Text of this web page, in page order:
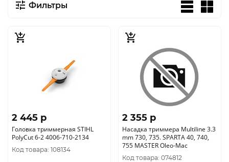
Фильтры
2 445 p
Головка триммерная STIHL
PolyCut 6-2 4006-710-2134
Код товара: 108134
2 355 p
Насадка триммера Multiline 3.3
mm 730, 735. SPARTA 40, 740,
755 MASTER Oleo-Mac
Код товара: 074812